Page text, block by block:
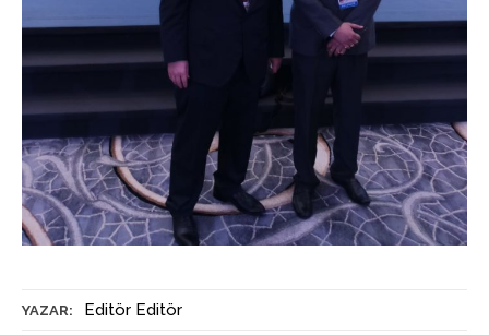
YAZAR: Editör Editör